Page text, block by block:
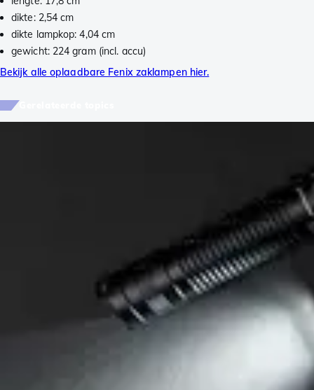
dikte: 2,54 cm
dikte lampkop: 4,04 cm
gewicht: 224 gram (incl. accu)
Bekijk alle oplaadbare Fenix zaklampen hier.